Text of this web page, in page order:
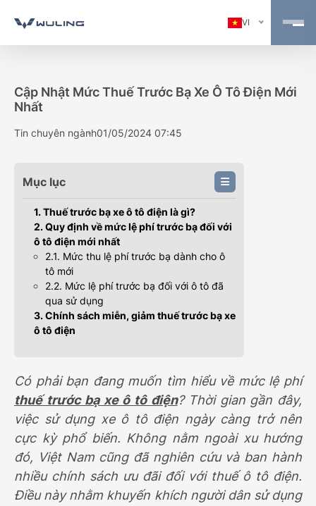
VI
Cập Nhật Mức Thuế Trước Bạ Xe Ô Tô Điện Mới
Nhất
Tin chuyên ngành01/05/2024 07:45
Mục lục
1. Thuế trước bạ xe ô tô điện là gì?
2. Quy định về mức lệ phí trước bạ đối với
ô tô điện mới nhất
2.1. Mức thu lệ phí trước bạ dành cho ô
tô mới
2.2. Mức lệ phí trước bạ đối với ô tô đã
qua sử dụng
3. Chính sách miễn, giảm thuế trước bạ xe
ô tô điện
Có phải bạn đang muốn tìm hiểu về mức lệ phí
thuế trước bạ xe ô tô điện? Thời gian gần đây,
việc sử dụng xe ô tô điện ngày càng trở nên
cực kỳ phổ biến. Không nằm ngoài xu hướng
đó, Việt Nam cũng đã nghiên cứu và ban hành
nhiều chính sách ưu đãi đối với thuế ô tô điện.
Điều này nhằm khuyến khích người dân sử dụng